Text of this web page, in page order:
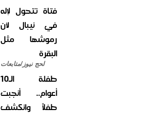
فتاة تتحول لإله
في نيبال لأن
رموشها مثل
البقرة
لحج نيوز/متابعات
طفلة الـ10
أعوام.. أنجبت
طفلاً وانكشف